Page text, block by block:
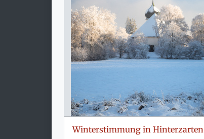
Winterstimmung in Hinterzarten